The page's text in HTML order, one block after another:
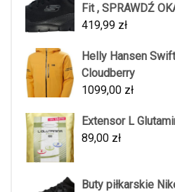
Fit , SPRAWDŹ
419,99 zł
Helly Hansen
Cloudberry
1099,00 zł
Extensor L
89,00 zł
Buty piłkarskie